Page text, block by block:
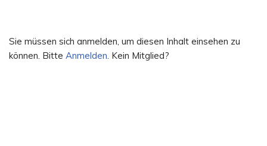
Sie müssen sich anmelden, um diesen Inhalt einsehen zu
können. Bitte Anmelden. Kein Mitglied?